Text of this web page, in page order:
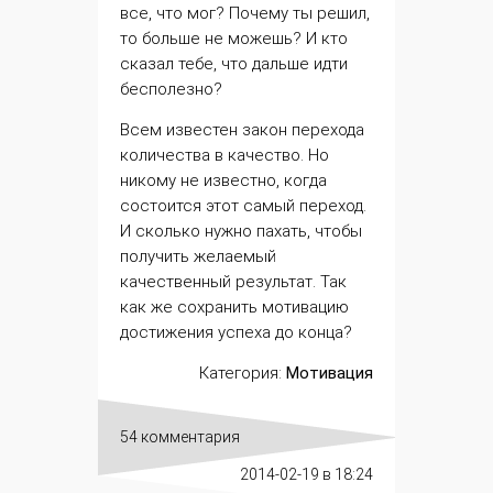
все, что мог? Почему ты решил,
то больше не можешь? И кто
сказал тебе, что дальше идти
бесполезно?
Всем известен закон перехода
количества в качество. Но
никому не известно, когда
состоится этот самый переход.
И сколько нужно пахать, чтобы
получить желаемый
качественный результат. Так
как же сохранить мотивацию
достижения успеха до конца?
Категория: Мотивация
54 комментария
2014-02-19 в 18:24